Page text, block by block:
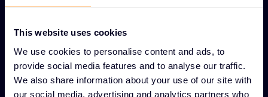
This website uses cookies
We use cookies to personalise content and ads, to
provide social media features and to analyse our traffic.
We also share information about your use of our site with
our social media, advertising and analytics partners who
Postura di sicurezza migliorata -
complessiva negli ambienti cloud-centrici.